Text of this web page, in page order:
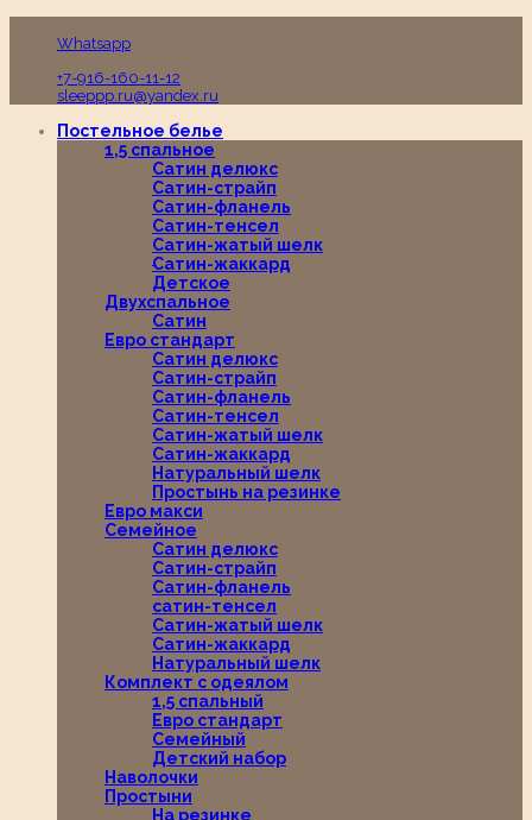
Whatsapp
+7-916-160-11-12
sleeppp.ru@yandex.ru
Постельное белье
1,5 спальное
Сатин делюкс
Сатин-страйп
Сатин-фланель
Сатин-тенсел
Сатин-жатый шелк
Сатин-жаккард
Детское
Двухспальное
Сатин
Евро стандарт
Сатин делюкс
Сатин-страйп
Сатин-фланель
Сатин-тенсел
Сатин-жатый шелк
Сатин-жаккард
Натуральный шелк
Простынь на резинке
Евро макси
Семейное
Сатин делюкс
Сатин-страйп
Сатин-фланель
сатин-тенсел
Сатин-жатый шелк
Сатин-жаккард
Натуральный шелк
Комплект с одеялом
1,5 спальный
Евро стандарт
Семейный
Детский набор
Наволочки
Простыни
На резинке